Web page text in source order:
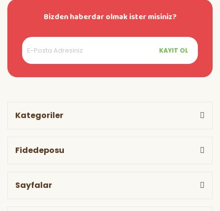
Bizden haberdar olmak ister misiniz?
KAYIT OL
Kategoriler
Fidedeposu
Sayfalar